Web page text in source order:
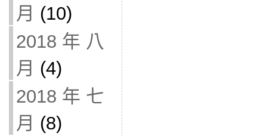
月 (10)
2018 年 八
月 (4)
2018 年 七
月 (8)